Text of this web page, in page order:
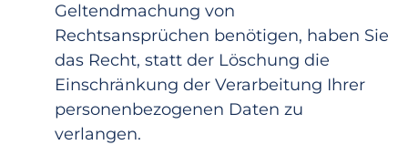
Geltendmachung von
Rechtsansprüchen benötigen, haben Sie
das Recht, statt der Löschung die
Einschränkung der Verarbeitung Ihrer
personenbezogenen Daten zu
verlangen.